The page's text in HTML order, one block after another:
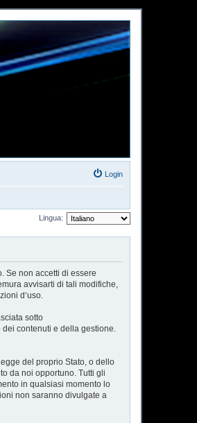
Login
Lingua:
Se non accetti di essere
avvisarti di tali modifiche,
d‘uso.
sotto
contenuti e della gestione.
del proprio Stato, o dello
da noi opportuno. Tutti gli
in qualsiasi momento lo
non saranno divulgate a